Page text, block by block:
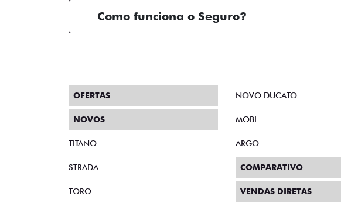
Como funciona o Seguro?
OFERTAS
NOVOS
TITANO
STRADA
TORO
NOVO DUCATO
MOBI
ARGO
COMPARATIVO
VENDAS DIRETAS